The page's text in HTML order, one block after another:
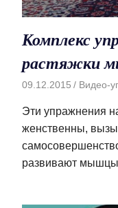
Комплекс
растяжки
09.12.2015 Видео-
Эти упражнения
женственны,
развивают мышцы